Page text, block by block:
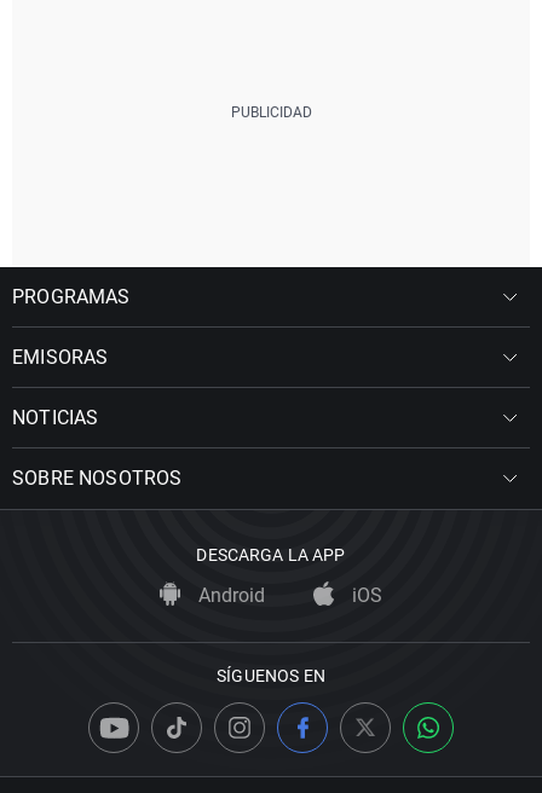
PROGRAMAS
EMISORAS
NOTICIAS
SOBRE NOSOTROS
DESCARGA LA APP
Android iOS
SÍGUENOS EN